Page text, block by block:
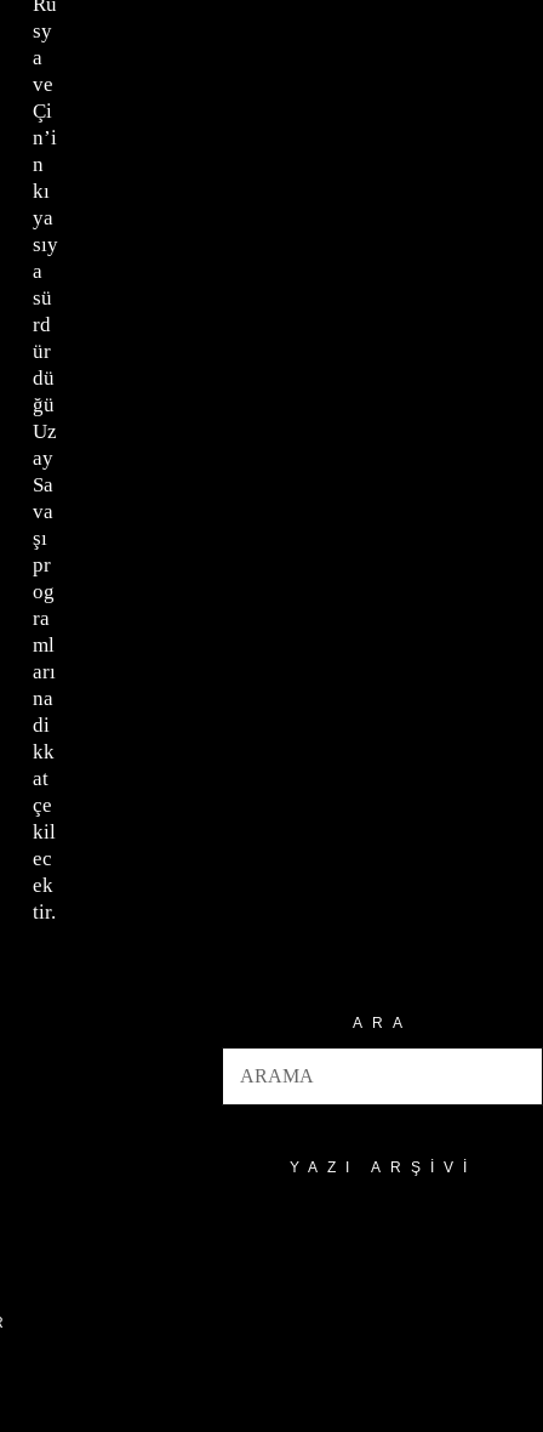
Ru
sy
a
ve
Çi
n’i
n
kı
ya
sıy
a
sü
rd
ür
dü
ğü
Uz
ay
Sa
va
şı
pr
og
ra
ml
arı
na
di
kk
at
çe
kil
ec
ek
tir.
ARA
YAZI ARŞIVI